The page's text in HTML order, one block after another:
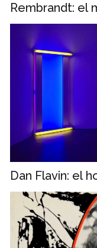
Rembrandt: el
Dan Flavin: el